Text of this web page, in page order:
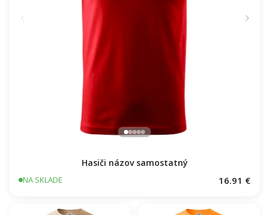
Hasiči názov samostatný
NA SKLADE 16.91 €